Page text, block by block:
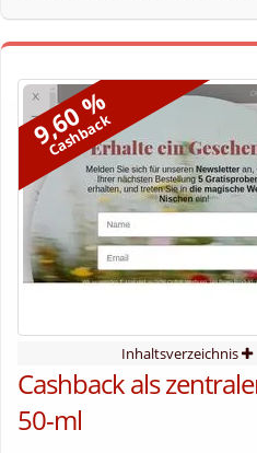
9,60 %
Cashback
Inhaltsverzeichnis
Cashback als
50-ml